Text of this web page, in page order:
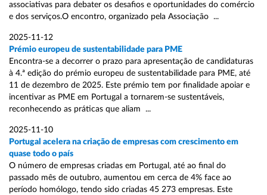
associativas para debater os desafios e oportunidades do comércio
e dos serviços.O encontro, organizado pela Associação ...
2025-11-12
Prémio europeu de sustentabilidade para PME
Encontra-se a decorrer o prazo para apresentação de candidaturas
à 4.ª edição do prémio europeu de sustentabilidade para PME, até
11 de dezembro de 2025. Este prémio tem por finalidade apoiar e
incentivar as PME em Portugal a tornarem-se sustentáveis,
reconhecendo as práticas que aliam ...
2025-11-10
Portugal acelera na criação de empresas com crescimento em
quase todo o país
O número de empresas criadas em Portugal, até ao final do
passado mês de outubro, aumentou em cerca de 4% face ao
período homólogo, tendo sido criadas 45 273 empresas. Este